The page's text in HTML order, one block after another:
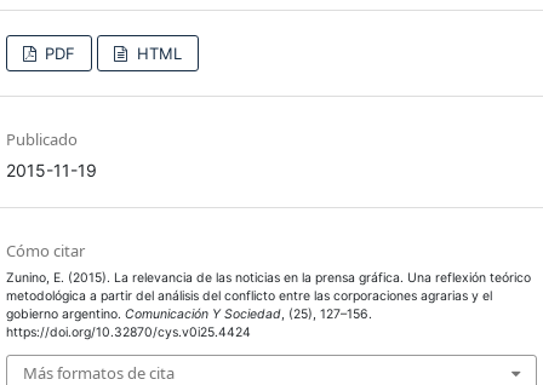
PDF HTML
Publicado
2015-11-19
Cómo citar
Zunino, E. (2015). La relevancia de las noticias en la prensa gráfica. Una reflexión teórico
metodológica a partir del análisis del conflicto entre las corporaciones agrarias y el
gobierno argentino. Comunicación Y Sociedad, (25), 127–156.
https://doi.org/10.32870/cys.v0i25.4424
Más formatos de cita